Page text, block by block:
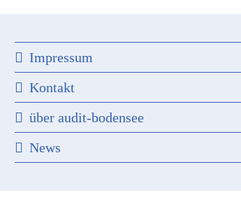
Impressum
Kontakt
über audit-bodensee
News